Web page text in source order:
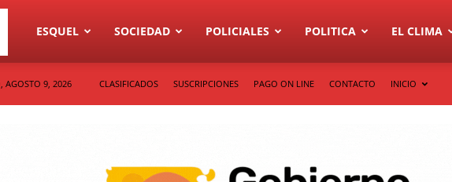
Diario
ESQUEL SOCIEDAD POLICIALES POLITICA EL CLIMA
AGOSTO 9, 2026 CLASIFICADOS SUSCRIPCIONES PAGO ON LINE CONTACTO INICIO